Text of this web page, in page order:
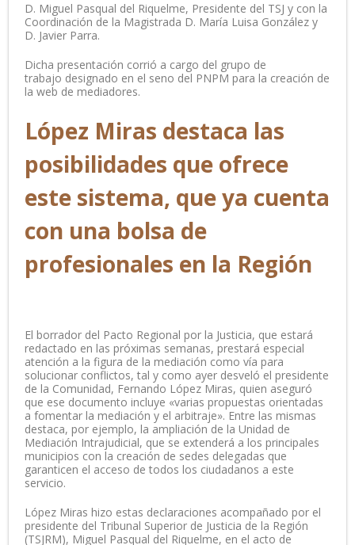
D. Miguel Pasqual del Riquelme, Presidente del TSJ y con la
Coordinación de la Magistrada D. María Luisa González y
D. Javier Parra.
Dicha presentación corrió a cargo del grupo de
trabajo designado en el seno del PNPM para la creación de
la web de mediadores.
López Miras destaca las
posibilidades que ofrece
este sistema, que ya cuenta
con una bolsa de
profesionales en la Región
El borrador del Pacto Regional por la Justicia, que estará
redactado en las próximas semanas, prestará especial
atención a la figura de la mediación como vía para
solucionar conflictos, tal y como ayer desveló el presidente
de la Comunidad, Fernando López Miras, quien aseguró
que ese documento incluye «varias propuestas orientadas
a fomentar la mediación y el arbitraje». Entre las mismas
destaca, por ejemplo, la ampliación de la Unidad de
Mediación Intrajudicial, que se extenderá a los principales
municipios con la creación de sedes delegadas que
garanticen el acceso de todos los ciudadanos a este
servicio.
López Miras hizo estas declaraciones acompañado por el
presidente del Tribunal Superior de Justicia de la Región
(TSJRM), Miguel Pasqual del Riquelme, en el acto de